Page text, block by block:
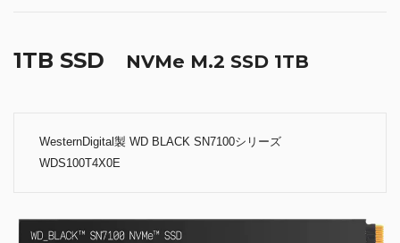
1TB SSD NVMe M.2 SSD 1TB
WesternDigital製 WD BLACK SN7100シリーズ
WDS100T4X0E